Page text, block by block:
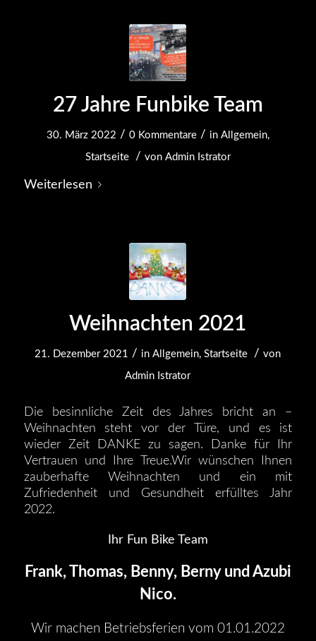
27 Jahre Funbike Team
30. März 2022 / 0 Kommentare / in Allgemein,
Startseite / von Admin Istrator
Weiterlesen
Weihnachten 2021
21. Dezember 2021 / inAllgemein,Startseite / von
Admin Istrator
Die besinnliche Zeit des Jahres bricht an –
Weihnachten steht vor der Türe, und es ist
wieder Zeit DANKE zu sagen. Danke für Ihr
Vertrauen und Ihre Treue.Wir wünschen Ihnen
zauberhafte Weihnachten und ein mit
Zufriedenheit und Gesundheit erfülltes Jahr
2022.
Ihr Fun Bike Team
Frank, Thomas, Benny, Berny und Azubi
Nico.
Wir machen Betriebsferien vom 01.01.2022